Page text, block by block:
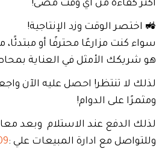
أكثر كفاءة من أي وقت مضى!
🚜 اختصر الوقت وزد الإنتاجية!
هو شريكك الأمثل في العناية
لذلك لا تنتظر! احصل عليه الآن
ومثمرًا على الدوام!
لذلك الدفع عند الاستلام وبعد
وللتواصل مع ادارة المبيعات علي :